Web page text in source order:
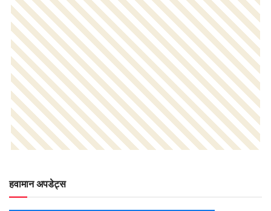
हवामान अपडेट्स